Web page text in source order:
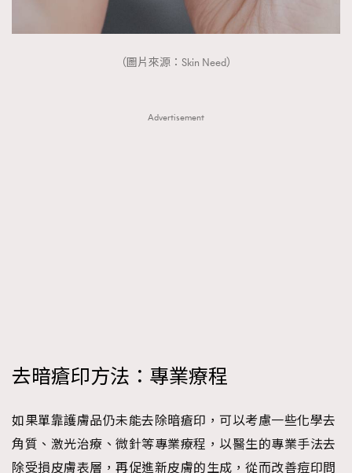
（圖片來源：Skin Need）
Advertisement
去暗瘡印方法：專業療程
如果單靠護膚品仍未能去除暗瘡印，可以考慮一些化學去
角質、激光治療、微針等專業療程，以醫生的專業手法去
除受損皮膚表層，再促進新皮膚的生成，從而改善痘印問